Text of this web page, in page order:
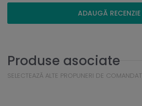
ADAUGĂ RECENZIE
Produse asociate
SELECTEAZĂ ALTE PROPUNERI DE COMANDAT